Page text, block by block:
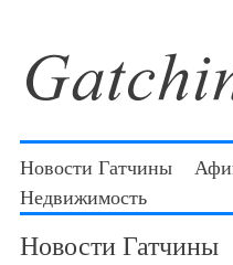
Новости Гатчины
Недвижимость
Новости Гатчины